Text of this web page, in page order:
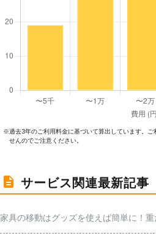
※過去3年のご利⽤料⾦に基づいて算出しています。
せんのでご注意ください。
サービス関連最新記事
家具の移動はグッズを使えば簡単に！